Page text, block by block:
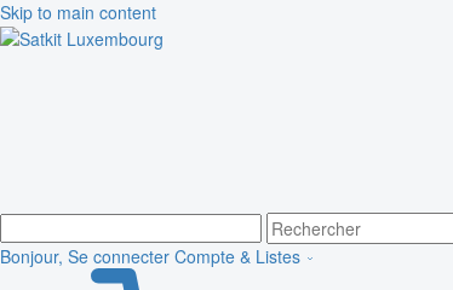
Skip to main content
Bonjour, Se connecter Compte & Listes